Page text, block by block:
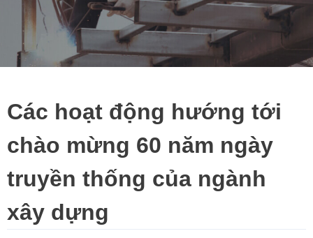
Các hoạt động hướng tới
chào mừng 60 năm ngày
truyền thống của ngành
xây dựng